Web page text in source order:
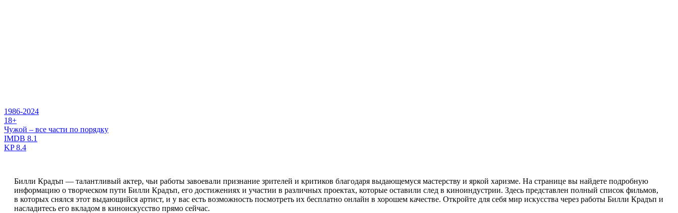
1986-2024
18+
Чужой – все части по порядку
IMDB 8.1
KP8.4
Билли Крадъп — талантливый актер, чьи работы завоевали признание зрителей и критиков благодаря выдающемуся мастерству и яркой харизме. На странице вы найдете подробную
информацию о творческом пути Билли Крадъп, его достижениях и участии в различных проектах, которые оставили след в киноиндустрии. Здесь представлен полный список фильмов,
в которых снялся этот выдающийся артист, и у вас есть возможность посмотреть их бесплатно онлайн в хорошем качестве. Откройте для себя мир искусства через работы Билли Крадъп и
насладитесь его вкладом в киноискусство прямо сейчас.